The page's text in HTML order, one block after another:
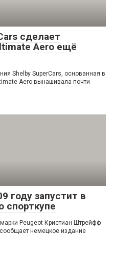
сделает
Aero ещё
Shelby SuperCars, основанная в
Aero вынашивала почти
году запустит в
спорткупе
Peugeot Кристиан Штрейфф
немецкое издание